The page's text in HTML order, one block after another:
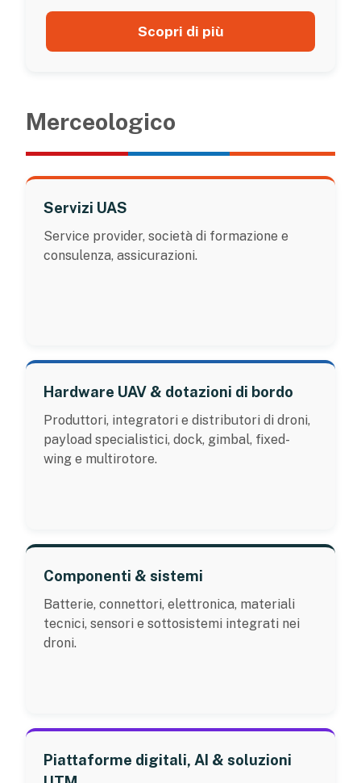
Scopri di più
Merceologico
Servizi UAS
Service provider, società di formazione e
consulenza, assicurazioni.
Hardware UAV & dotazioni di bordo
Produttori, integratori e distributori di droni,
payload specialistici, dock, gimbal, fixed-
wing e multirotore.
Componenti & sistemi
Batterie, connettori, elettronica, materiali
tecnici, sensori e sottosistemi integrati nei
droni.
Piattaforme digitali, AI & soluzioni